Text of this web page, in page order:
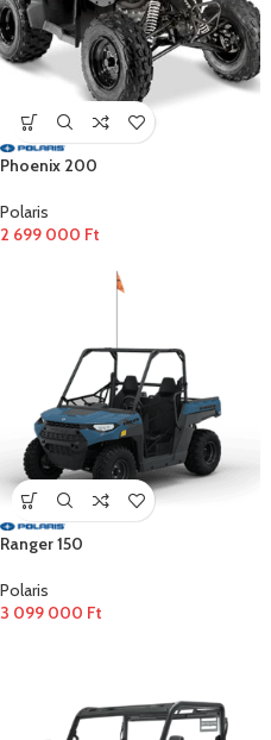
Phoenix 200
Polaris
2 699 000 Ft
Ranger 150
Polaris
3 099 000 Ft